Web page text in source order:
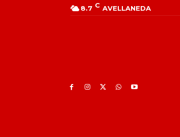
8.7 C AVELLANEDA